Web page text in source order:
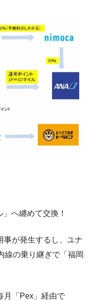
へ纏めて交換！
事が発生するし、ユナ
線の乗り継ぎで「福岡
月「Pex」経由で